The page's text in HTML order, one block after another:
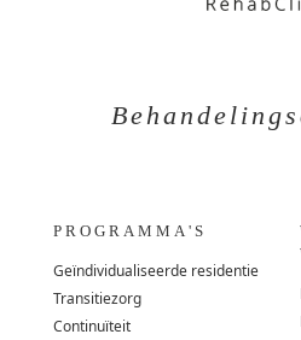
PROGRAMMA'S
Geïndividualiseerde residentie
Transitiezorg
Continuïteit